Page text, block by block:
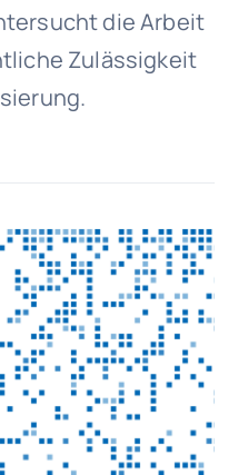
die Arbeit
Zulässigkeit